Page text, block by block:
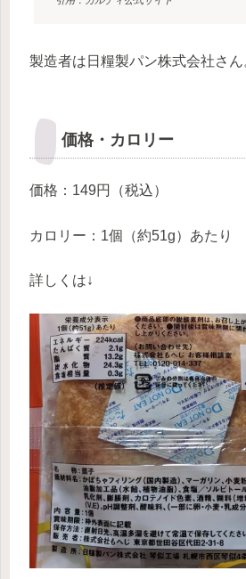
製造者は日糧製パン株式会社さん
価格・カロリー
価格：149円（税込）
カロリー：1個（約51g）あたり
詳しくは↓